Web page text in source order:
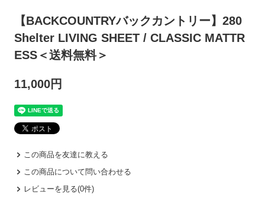
【BACKCOUNTRYバックカントリー】280
Shelter LIVING SHEET / CLASSIC MATTR
ESS＜送料無料＞
11,000円
この商品を友達に教える
この商品について問い合わせる
レビューを見る(0件)